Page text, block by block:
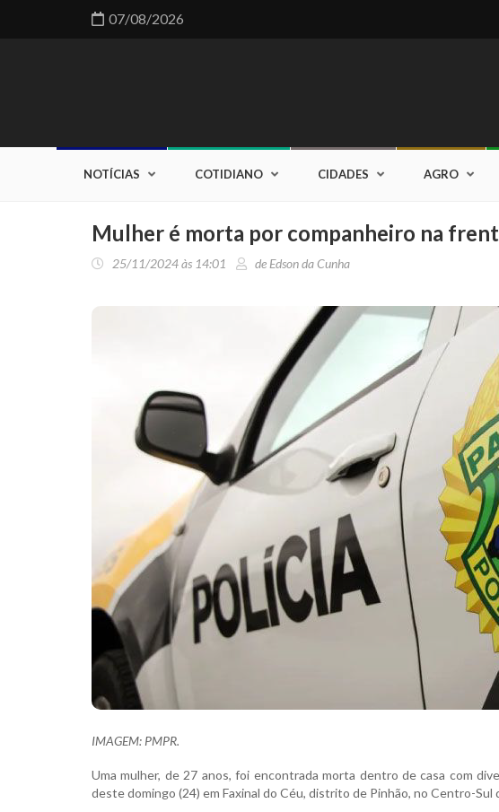
07/08/2026
NOTÍCIAS COTIDIANO CIDADES AGRO
Mulher é morta por companheiro na
25/11/2024 às 14:01 de Edson da Cunha
IMAGEM: PMPR.
Uma mulher, de 27 anos, foi encontrada morta dentro de casa com
deste domingo (24) em Faxinal do Céu, distrito de Pinhão, no Centro-Sul